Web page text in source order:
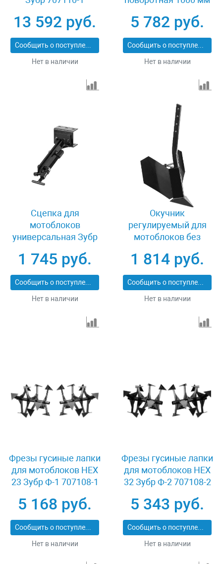
13 592 руб.
Сообщить о поступлении
Нет в наличии
5 782 руб.
Сообщить о поступлении
Нет в наличии
Сцепка для
мотоблоков
универсальная Зубр
1 745 руб.
Сообщить о поступлении
Нет в наличии
Окучник
регулируемый для
мотоблоков без
707101-2
1 814 руб.
Сообщить о поступлении
Нет в наличии
Фрезы гусиные лапки
для мотоблоков HEX
23 Зубр Ф-1 707108-1
5 168 руб.
Сообщить о поступлении
Нет в наличии
Фрезы гусиные лапки
для мотоблоков HEX
32 Зубр Ф-2 707108-2
5 343 руб.
Сообщить о поступлении
Нет в наличии